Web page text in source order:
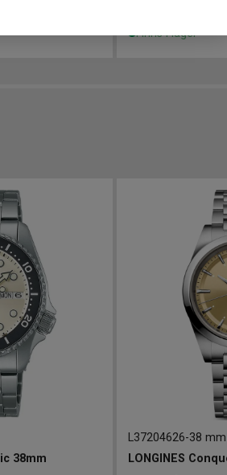
Finns i lager
38mm
L37204626-38 mm
LONGINES